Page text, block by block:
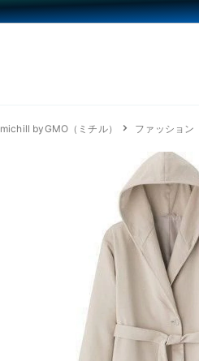
michill byGMO（ミチル） ファッション